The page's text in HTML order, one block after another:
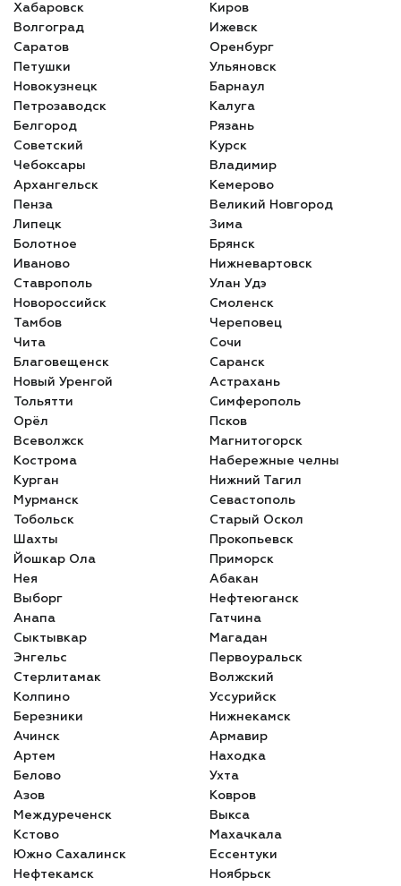
Хабаровск
Киров
Волгоград
Ижевск
Саратов
Оренбург
Петушки
Ульяновск
Новокузнецк
Барнаул
Петрозаводск
Калуга
Белгород
Рязань
Советский
Курск
Чебоксары
Владимир
Архангельск
Кемерово
Пенза
Великий Новгород
Липецк
Зима
Болотное
Брянск
Иваново
Нижневартовск
Ставрополь
Улан Удэ
Новороссийск
Смоленск
Тамбов
Череповец
Чита
Сочи
Благовещенск
Саранск
Новый Уренгой
Астрахань
Тольятти
Симферополь
Орёл
Псков
Всеволжск
Магнитогорск
Кострома
Набережные челны
Курган
Нижний Тагил
Мурманск
Севастополь
Тобольск
Старый Оскол
Шахты
Прокопьевск
Йошкар Ола
Приморск
Нея
Абакан
Выборг
Нефтеюганск
Анапа
Гатчина
Сыктывкар
Магадан
Энгельс
Первоуральск
Стерлитамак
Волжский
Колпино
Уссурийск
Березники
Нижнекамск
Ачинск
Армавир
Артем
Находка
Белово
Ухта
Азов
Ковров
Междуреченск
Выкса
Кстово
Махачкала
Южно Сахалинск
Ессентуки
Нефтекамск
Ноябрьск